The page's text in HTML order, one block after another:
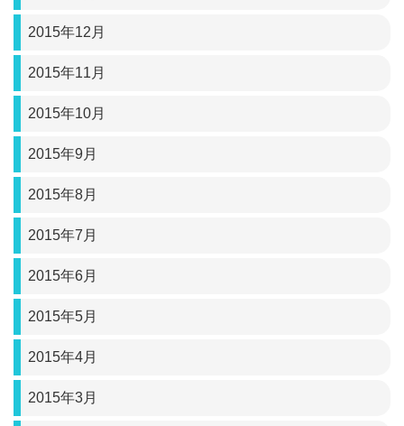
2015年12月
2015年11月
2015年10月
2015年9月
2015年8月
2015年7月
2015年6月
2015年5月
2015年4月
2015年3月